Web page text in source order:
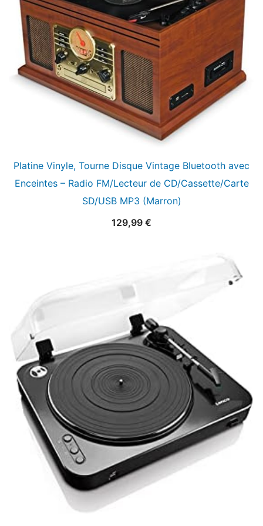
Platine Vinyle, Tourne Disque Vintage Bluetooth avec
Enceintes – Radio FM/Lecteur de CD/Cassette/Carte
SD/USB MP3 (Marron)
129,99 €